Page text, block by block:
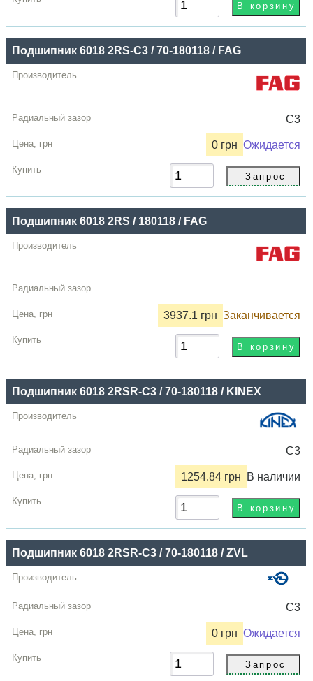
Подшипник 6018 2RS-C3 / 70-180118 / FAG
C3
0 грн Ожидается
Подшипник 6018 2RS / 180118 / FAG
3937.1 грн Заканчивается
Подшипник 6018 2RSR-C3 / 70-180118 / KINEX
C3
1254.84 грн В наличии
Подшипник 6018 2RSR-C3 / 70-180118 / ZVL
C3
0 грн Ожидается